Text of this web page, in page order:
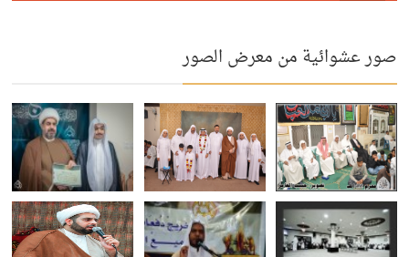
صور عشوائية من معرض الصور